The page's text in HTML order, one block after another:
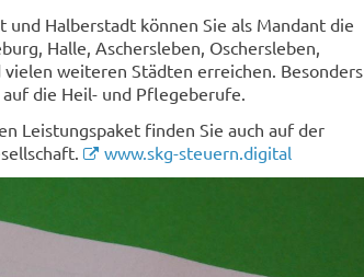
Halberstadt können Sie als Mandant die
Halle, Aschersleben, Oschersleben,
weiteren Städten erreichen. Besonders
die Heil- und Pflegeberufe.
Leistungspaket finden Sie auch auf der
www.skg-steuern.digital